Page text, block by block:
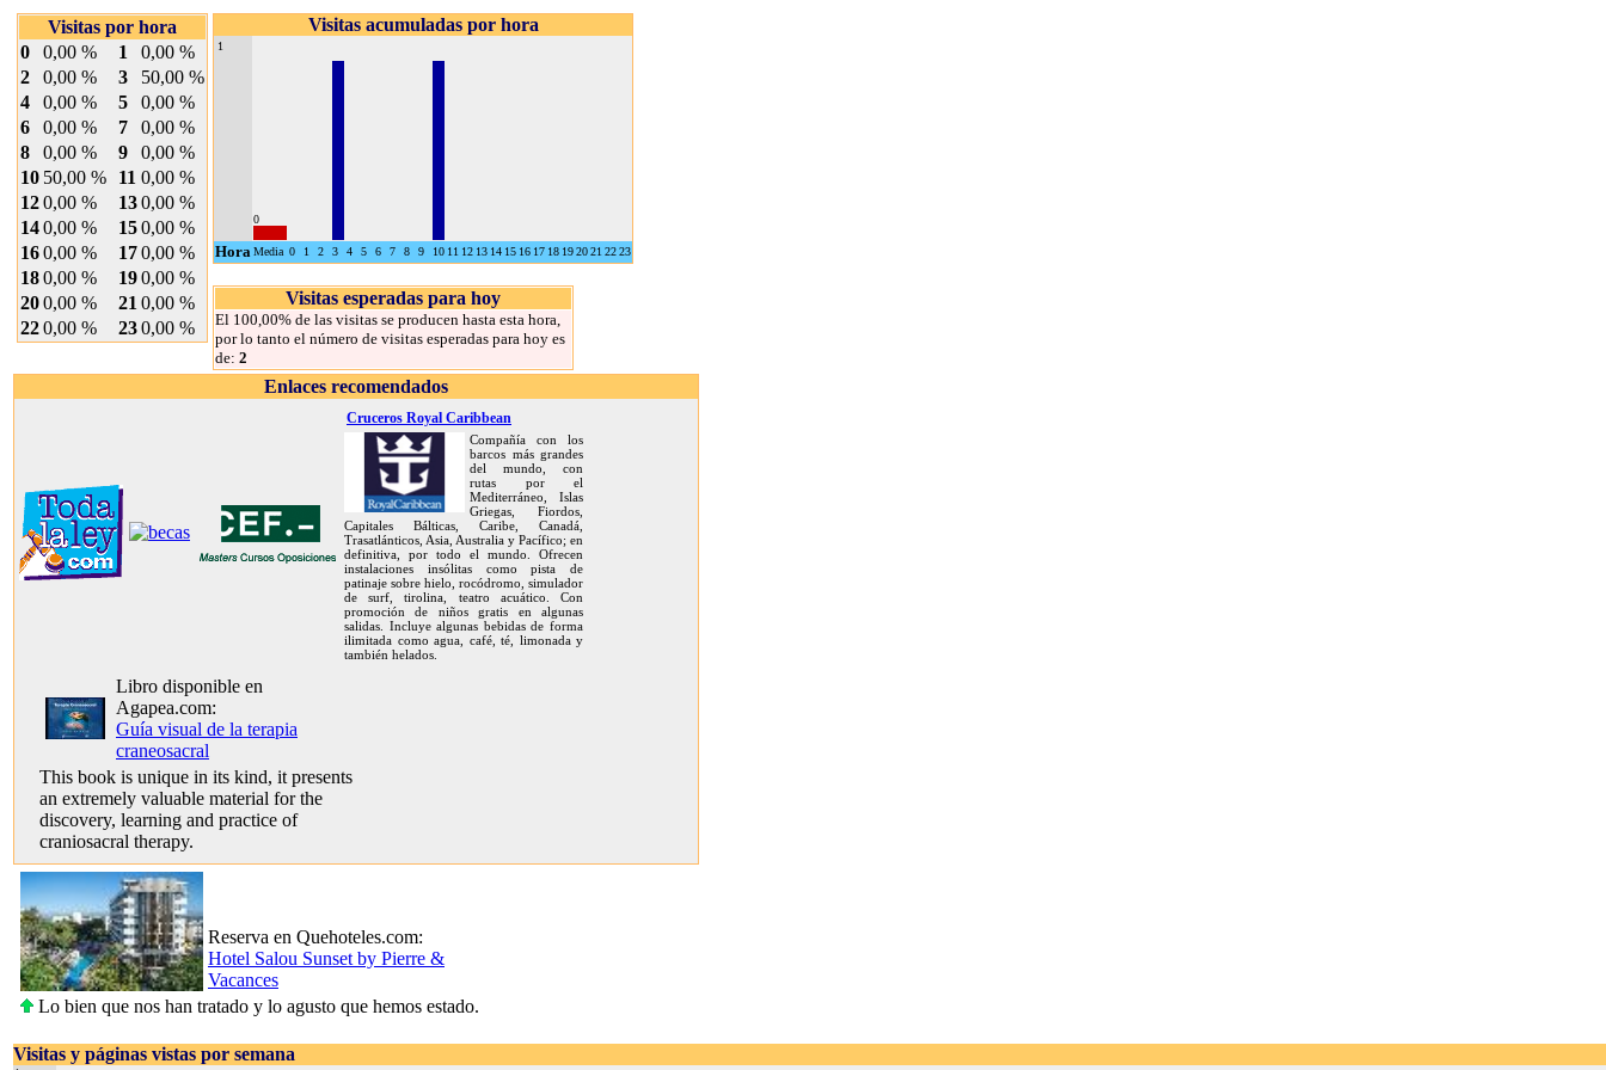
Visitas por hora
0
0,00 % 1
0,00 %
2
0,00 % 3
50,00 %
4
0,00 % 5
0,00 %
6
0,00 % 7
0,00 %
8
0,00 % 9
0,00 %
10 50,00 % 11 0,00 %
120,00 % 130,00 %
140,00 % 150,00 %
160,00 % 170,00 %
180,00 % 190,00 %
200,00 % 21 0,00 %
220,00 % 230,00 %
Visitas acumuladas por hora
1
0
HoraMedia 0 1 2 3 4 5 6 7 8 9 10 11 12 13 14 15 16 17 18 192021 2223
Visitas esperadas para hoy
El 100,00% de las visitas se producen hasta esta hora,
por lo tanto el número de visitas esperadas para hoy es
de: 2
Enlaces recomendados
Cruceros Royal Caribbean
Compañía con los
barcos más grandes
del mundo, con
rutas por el
Mediterráneo, Islas
Griegas, Fiordos,
Capitales Bálticas, Caribe, Canadá,
Trasatlánticos, Asia, Australia y Pacífico; en
definitiva, por todo el mundo. Ofrecen
instalaciones insólitas como pista de
patinaje sobre hielo, rocódromo, simulador
de surf, tirolina, teatro acuático. Con
promoción de niños gratis en algunas
salidas. Incluye algunas bebidas de forma
ilimitada como agua, café, té, limonada y
también helados.
Libro disponible en
Agapea.com:
Guía visual de la terapia
craneosacral
This book is unique in its kind, it presents
an extremely valuable material for the
discovery, learning and practice of
craniosacral therapy.
Reserva en Quehoteles.com:
Hotel Salou Sunset by Pierre &
Vacances
Lo bien que nos han tratado y lo agusto que hemos estado.
Visitas y páginas vistas por semana